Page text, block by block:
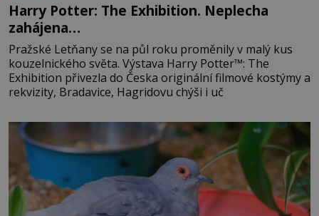
Harry Potter: The Exhibition. Neplecha
zahájena…
Pražské Letňany se na půl roku proměnily v malý kus
kouzelnického světa. Výstava Harry Potter™: The
Exhibition přivezla do Česka originální filmové kostýmy a
rekvizity, Bradavice, Hagridovu chýši i uč